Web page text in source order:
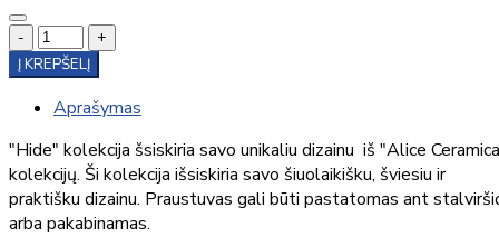
-
+
Į KREPŠELĮ
Aprašymas
"Hide" kolekcija šsiskiria savo unikaliu dizainu iš "Alice
kolekcijų. Ši kolekcija išsiskiria savo šiuolaikišku, šviesiu ir
praktišku dizainu. Praustuvas gali būti pastatomas ant
arba pakabinamas.